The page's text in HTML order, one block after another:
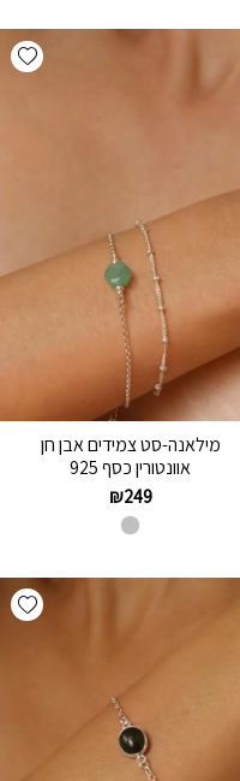
מילאנה-סט צמידים אבן חן
אוונטורין כסף 925
₪249